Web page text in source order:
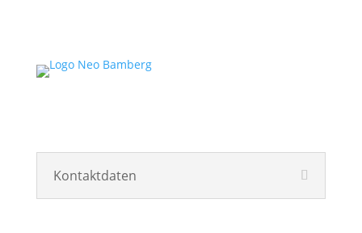
Kontaktdaten